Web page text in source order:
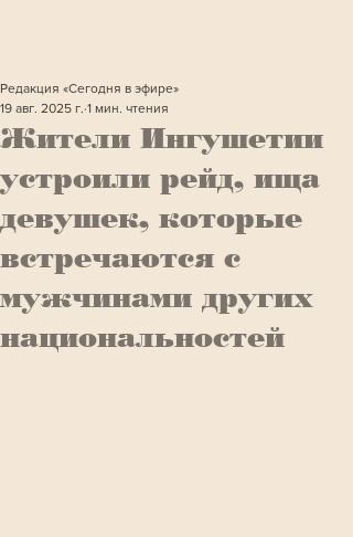
Жители Ингушетии
устроили рейд, ища
девушек, которые
встречаются с
мужчинами других
национальностей
Редакция «Сегодня в эфире»
19 авг. 2025 г. 1 мин. чтения